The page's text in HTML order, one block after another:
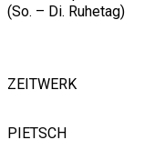
(So. – Di. Ruhetag)
ZEITWERK
PIETSCH